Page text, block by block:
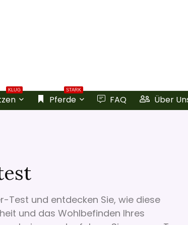
KLUG STARK
Pferde FAQ Über
Test und entdecken Sie, wie diese
und das Wohlbefinden Ihres